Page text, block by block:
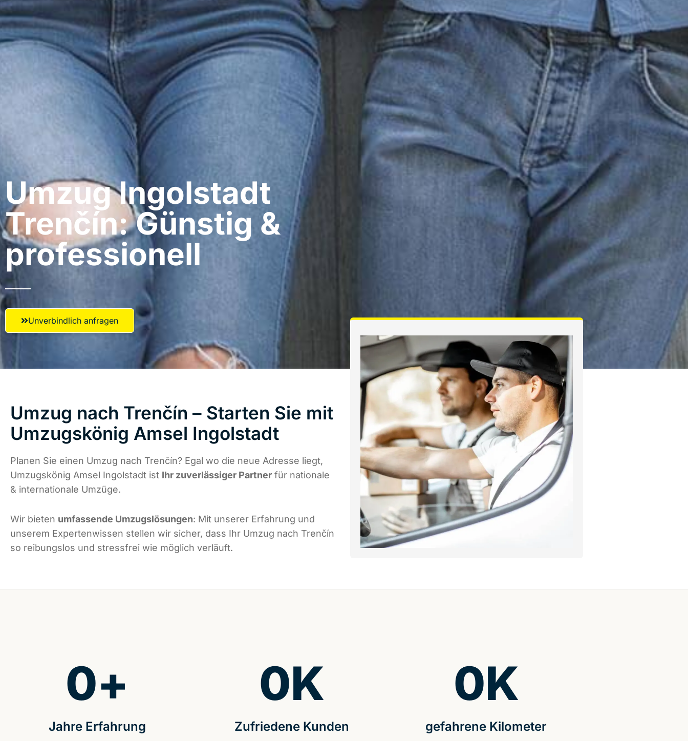
Umzug Ingolstadt​
Trenčín: Günstig &
professionell​
Unverbindlich anfragen
Umzug nach Trenčín – Starten Sie mit
Umzugskönig Amsel Ingolstadt
Planen Sie einen Umzug nach Trenčín? Egal wo die neue Adresse liegt,
Umzugskönig Amsel Ingolstadt ist Ihr zuverlässiger Partner für nationale
& internationale Umzüge.
Wir bieten umfassende Umzugslösungen: Mit unserer Erfahrung und
unserem Expertenwissen stellen wir sicher, dass Ihr Umzug nach Trenčín
so reibungslos und stressfrei wie möglich verläuft.
Jahre Erfahrung
0+
Zufriedene Kunden
0K
gefahrene Kilometer
0K